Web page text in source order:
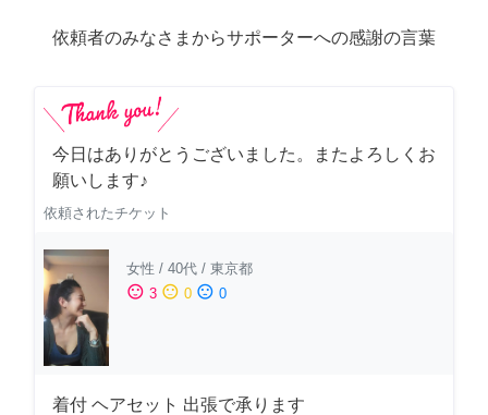
依頼者のみなさまからサポーターへの感謝の言葉
今日はありがとうございました。またよろしくお
願いします♪
依頼されたチケット
女性 / 40代 / 東京都
sentiment_satisfied 3 sentiment_neutral 0 sentiment_dissatisfied 0
着付 ヘアセット 出張で承ります